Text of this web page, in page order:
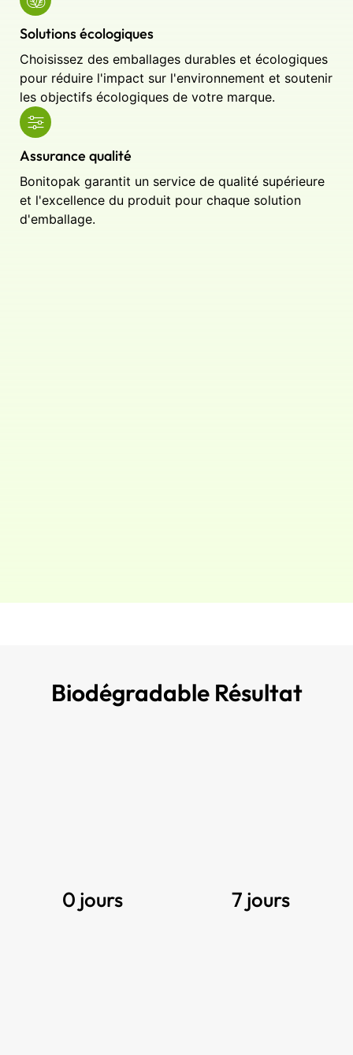
Solutions écologiques
Choisissez des emballages durables et écologiques
pour réduire l'impact sur l'environnement et soutenir
les objectifs écologiques de votre marque.
Assurance qualité
Bonitopak garantit un service de qualité supérieure
et l'excellence du produit pour chaque solution
d'emballage.
Biodégradable Résultat
0 jours 7 jours